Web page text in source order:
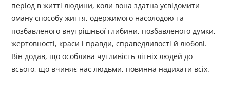
період в житті людини, коли вона здатна усвідомити
оману способу життя, одержимого насолодою та
позбавленого внутрішньої глибини, позбавленого думки,
жертовності, краси і правди, справедливості й любові.
Він додав, що особлива чутливість літніх людей до
всього, що вчиняє нас людьми, повинна надихати всіх.